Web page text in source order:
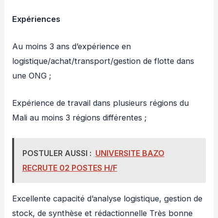
Expériences
Au moins 3 ans d’expérience en
logistique/achat/transport/gestion de flotte dans
une ONG ;
Expérience de travail dans plusieurs régions du
Mali au moins 3 régions différentes ;
POSTULER AUSSI : UNIVERSITE BAZO
RECRUTE 02 POSTES H/F
Excellente capacité d’analyse logistique, gestion de
stock, de synthèse et rédactionnelle Très bonne